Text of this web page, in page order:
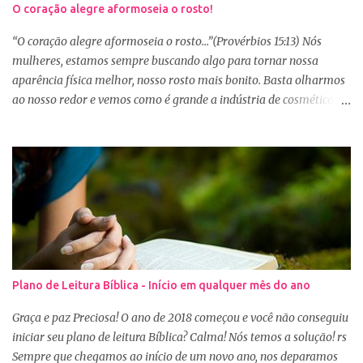
O coração alegre aformoseia o rosto!
“O coração alegre aformoseia o rosto...”(Provérbios 15:13) Nós
mulheres, estamos sempre buscando algo para tornar nossa
aparência física melhor, nosso rosto mais bonito. Basta olharmos
ao nosso redor e vemos como é grande a indústria de cosméticos e
se maquiar e testam produtos. Não é errado gostar de se cuidar e
buscar conhecimento de como ficar mais bonita e atraente. Eu
também gosto de maquiagem e dicas de beleza, no entanto,
precisamos cuidar primeiramente da nossa beleza interior. A
verdade é que, muitas de nós buscamos de forma desenfreada
ficarmos mais bonitas por fora tentando nos afirmar, e mostrar
que temos algum valor, porque nossos corações estão cheios de
amargura e traumas causados por situações que vivenciamos. O
Sábio rei Salomão nós dá uma dica de beleza no livro de
Provérbios dizendo que o coração alegre aformoseia o rosto. A
alegr...
Plano de Leitura Bíblica - Início em qualquer mês do ano
Graça e paz Preciosa! O ano de 2018 começou e você não conseguiu
iniciar seu plano de leitura Bíblica? Calma! Nós temos a solução! rs
Sempre que chegamos ao início de um novo ano, nos deparamos